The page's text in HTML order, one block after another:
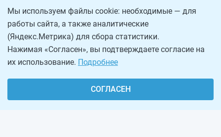
Мы используем файлы cookie: необходимые — для
работы сайта, а также аналитические
(Яндекс.Метрика) для сбора статистики.
Нажимая «Согласен», вы подтверждаете согласие на
их использование. Подробнее
СОГЛАСЕН